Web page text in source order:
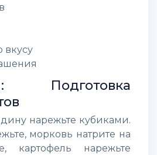
вкусу
морковь натрите на
картофель нарежьте